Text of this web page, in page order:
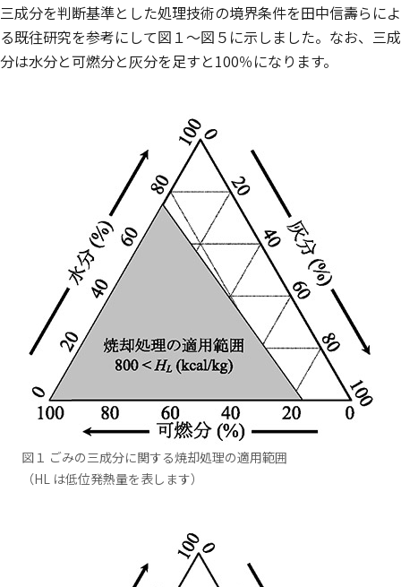
三成分を判断基準とした処理技術の境界条件を田中信壽らによ
る既往研究を参考にして図１～図５に示しました。なお、三成
分は水分と可燃分と灰分を足すと100％になります。
図１ ごみの三成分に関する焼却処理の適用範囲
（HL は低位発熱量を表します）